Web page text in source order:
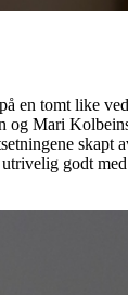
en tomt like
og Mari
skapt
godt